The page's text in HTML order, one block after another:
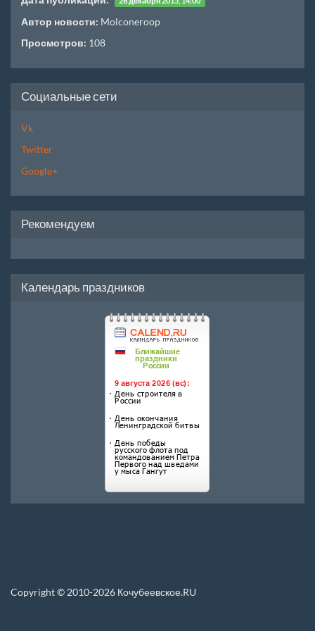
Автор новости: Molconeroop
Просмотров: 108
Социальные сети
Vk
Twitter
Google+
Рекомендуем
Календарь праздников
Copyright © 2010-2026 Кочубеевское.RU